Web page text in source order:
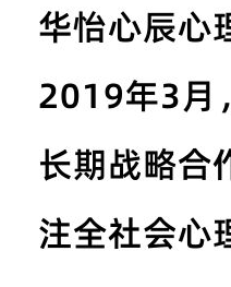
华怡心辰心
2019年3月
长期战略合
注全社会心